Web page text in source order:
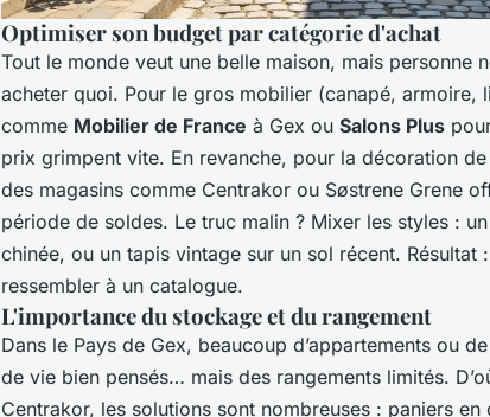
Optimiser son budget par catégorie d'achat
Tout le monde veut une belle maison, mais personne
acheter quoi. Pour le gros mobilier (canapé, armoire,
comme Mobilier de France à Gex ou Salons Plus
prix grimpent vite. En revanche, pour la décoration
des magasins comme Centrakor ou Søstrene Grene
période de soldes. Le truc malin ? Mixer les styles :
chinée, ou un tapis vintage sur un sol récent. Résultat
ressembler à un catalogue.
L'importance du stockage et du rangement
Dans le Pays de Gex, beaucoup d’appartements ou
de vie bien pensés… mais des rangements limités.
Centrakor, les solutions sont nombreuses : paniers